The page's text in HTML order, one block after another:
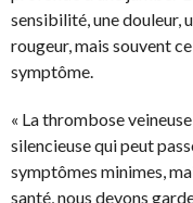
sensibilité, une douleur,
rougeur, mais souvent
symptôme.
« La thrombose
silencieuse qui peut
symptômes minimes,
santé, nous devons